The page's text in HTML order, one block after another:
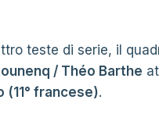
teste di serie, il
/ Théo Barthe
francese).